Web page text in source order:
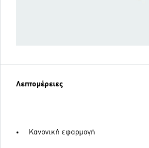
Λεπτομέρειες
Κανονική εφαρμογή